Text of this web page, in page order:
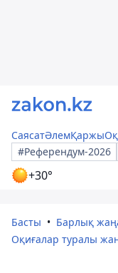
СаясатӘлемҚаржы
#Референдум-2026
+30°
Басты
Барлық
Оқиғалар туралы